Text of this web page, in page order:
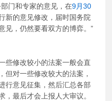
门和专家的意见，在9月30
新的意见修改，届时国务院
见，仍然要看双方的博弈。”
些修改较小的法案一般会直
但对一些修改较大的法案，
行意见征集，然后汇总各部
，最后才会上报人大审议。